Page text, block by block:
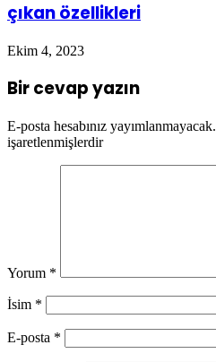
çıkan özellikleri
Ekim 4, 2023
Bir cevap yazın
E-posta hesabınız yayımlanmayacak.
işaretlenmişlerdir
Yorum *
İsim *
E-posta *